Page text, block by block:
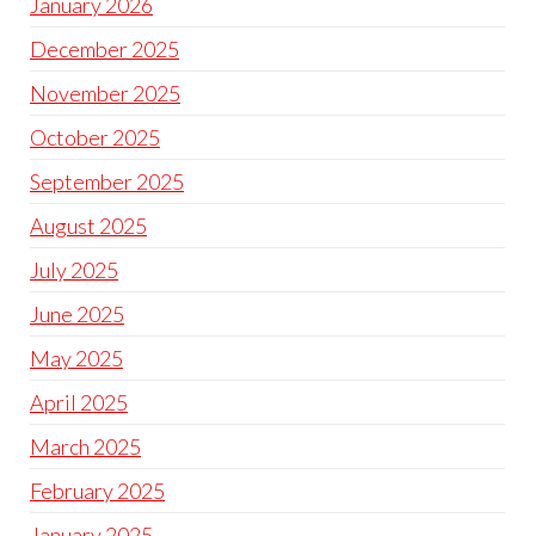
December 2025
November 2025
October 2025
September 2025
August 2025
July 2025
June 2025
May 2025
April 2025
March 2025
February 2025